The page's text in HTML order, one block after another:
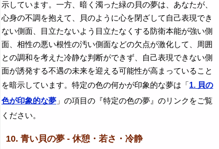
示しています。一方、暗く濁った緑の貝の夢は、あなたが、
心身の不調を抱えて、貝のように心を閉ざして自己表現でき
ない側面、目立たないよう目立たなくする防衛本能が強い側
面、相性の悪い根性の汚い側面などの欠点が激化して、周囲
との調和を考えた冷静な判断ができず、自己表現できない側
面が誘発する不遇の未来を迎える可能性が高まっていること
を暗示しています。特定の色の何かが印象的な夢は「 1. 貝の
色が印象的な夢 」の項目の『特定の色の夢』のリンクをご覧
ください。
10. 青い貝の夢 - 休憩・若さ・冷静